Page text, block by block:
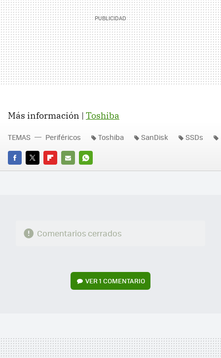
Más información | Toshiba
FACEBOOK
TWITTERFLIPBOARD
E-
WHATSAPP
TEMAS Periféricos Toshiba SanDisk SSDs
Comentarios cerrados
VER1 COMENTARIO